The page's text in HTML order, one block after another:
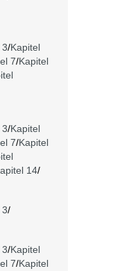
3/Kapitel
7/Kapitel
3/Kapitel
7/Kapitel
14/
3/
3/Kapitel
7/Kapitel